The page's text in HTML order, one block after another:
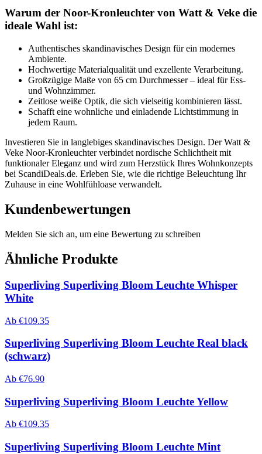
Warum der Noor-Kronleuchter von Watt & Veke die
ideale Wahl ist:
Authentisches skandinavisches Design für ein modernes
Ambiente.
Hochwertige Materialqualität und exzellente Verarbeitung.
Großzügige Maße von 65 cm Durchmesser – ideal für Ess-
und Wohnzimmer.
Zeitlose weiße Optik, die sich vielseitig kombinieren lässt.
Schafft eine wohnliche und einladende Lichtstimmung in
jedem Raum.
Investieren Sie in langlebiges skandinavisches Design. Der Watt &
Veke Noor-Kronleuchter verbindet nordische Schlichtheit mit
funktionaler Eleganz und wird zum Herzstück Ihres Wohnkonzepts
bei ScandiDeals.de. Erleben Sie, wie die richtige Beleuchtung Ihr
Zuhause in eine Wohlfühloase verwandelt.
Kundenbewertungen
Melden Sie sich an, um eine Bewertung zu schreiben
Ähnliche Produkte
Superliving Superliving Bloom Leuchte Whisper
White
Ab €109.35
Superliving Superliving Bloom Leuchte Real black
(schwarz)
Ab €76.90
Superliving Superliving Bloom Leuchte Yellow
Ab €109.35
Superliving Superliving Bloom Leuchte Mint